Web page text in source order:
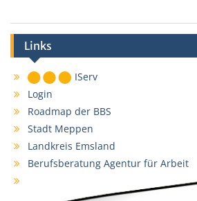
Links
IServ
Login
Roadmap der BBS
Stadt Meppen
Landkreis Emsland
Berufsberatung Agentur für Arbeit